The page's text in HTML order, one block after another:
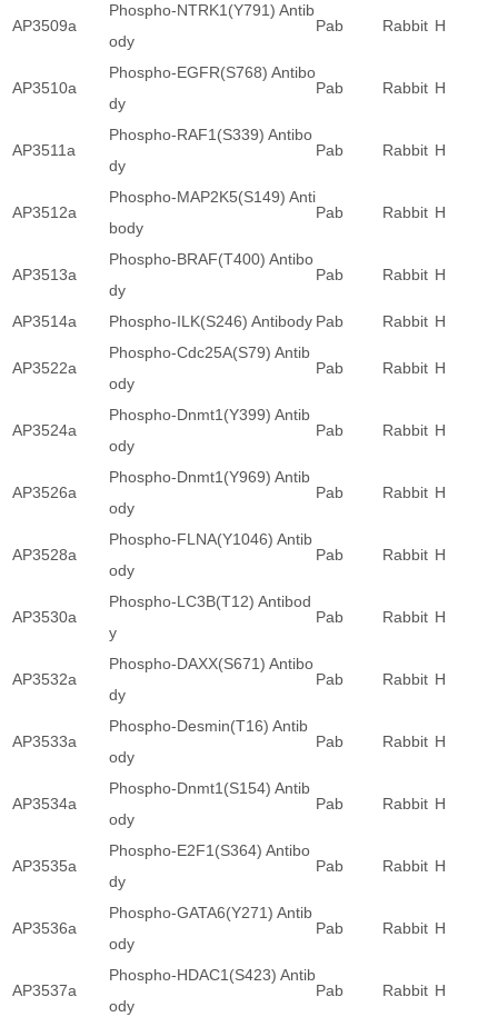
AP3509a
Phospho-NTRK1(Y791) Antib
ody
Pab Rabbit H
AP3510a
Phospho-EGFR(S768) Antibo
dy
Pab Rabbit H
AP3511a
Phospho-RAF1(S339) Antibo
dy
Pab Rabbit H
AP3512a
Phospho-MAP2K5(S149) Anti
body
Pab Rabbit H
AP3513a
Phospho-BRAF(T400) Antibo
dy
Pab Rabbit H
AP3514a Phospho-ILK(S246) Antibody Pab Rabbit H
AP3522a
Phospho-Cdc25A(S79) Antib
ody
Pab Rabbit H
AP3524a
Phospho-Dnmt1(Y399) Antib
ody
Pab Rabbit H
AP3526a
Phospho-Dnmt1(Y969) Antib
ody
Pab Rabbit H
AP3528a
Phospho-FLNA(Y1046) Antib
ody
Pab Rabbit H
AP3530a
Phospho-LC3B(T12) Antibod
y
Pab Rabbit H
AP3532a
Phospho-DAXX(S671) Antibo
dy
Pab Rabbit H
AP3533a
Phospho-Desmin(T16) Antib
ody
Pab Rabbit H
AP3534a
Phospho-Dnmt1(S154) Antib
ody
Pab Rabbit H
AP3535a
Phospho-E2F1(S364) Antibo
dy
Pab Rabbit H
AP3536a
Phospho-GATA6(Y271) Antib
ody
Pab Rabbit H
AP3537a
Phospho-HDAC1(S423) Antib
ody
Pab Rabbit H